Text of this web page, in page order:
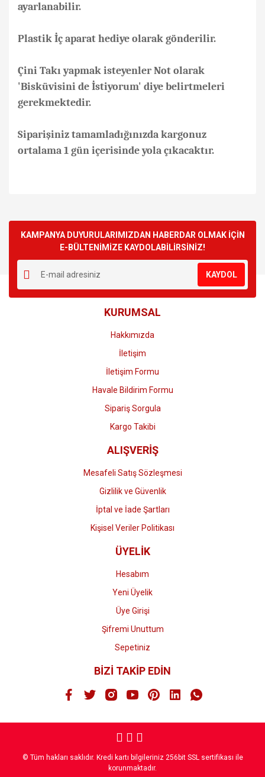
ayarlanabilir.
Plastik İç aparat hediye olarak gönderilir.
Çini Takı yapmak isteyenler Not olarak
'Bisküvisini de İstiyorum' diye belirtmeleri
gerekmektedir.
Siparişiniz tamamladığınızda kargonuz
ortalama 1 gün içerisinde yola çıkacaktır.
Yorum Yaz
kullanarak tarafımıza iletebilirsiniz.
Görüş ve önerileriniz için teşekkür ederiz.
Ürün resmi kalitesiz, bozuk veya görüntülenemiyor.
Ürün açıklamasında eksik bilgiler bulunuyor.
Ürün bilgilerinde hatalar bulunuyor.
Ürün fiyatı diğer sitelerden daha pahalı.
Gönder
KAMPANYA DUYURULARIMIZDAN HABERDAR OLMAK İÇİN
E-BÜLTENİMİZE KAYDOLABİLİRSİNİZ!
KAYDOL
KURUMSAL
Hakkımızda
İletişim
İletişim Formu
Havale Bildirim Formu
Sipariş Sorgula
Kargo Takibi
ALIŞVERİŞ
Mesafeli Satış Sözleşmesi
Gizlilik ve Güvenlik
İptal ve İade Şartları
Kişisel Veriler Politikası
ÜYELİK
Hesabım
Yeni Üyelik
Üye Girişi
Şifremi Unuttum
Sepetiniz
BİZİ TAKİP EDİN
© Tüm hakları saklıdır. Kredi kartı bilgileriniz 256bit SSL sertifikası ile
korunmaktadır.